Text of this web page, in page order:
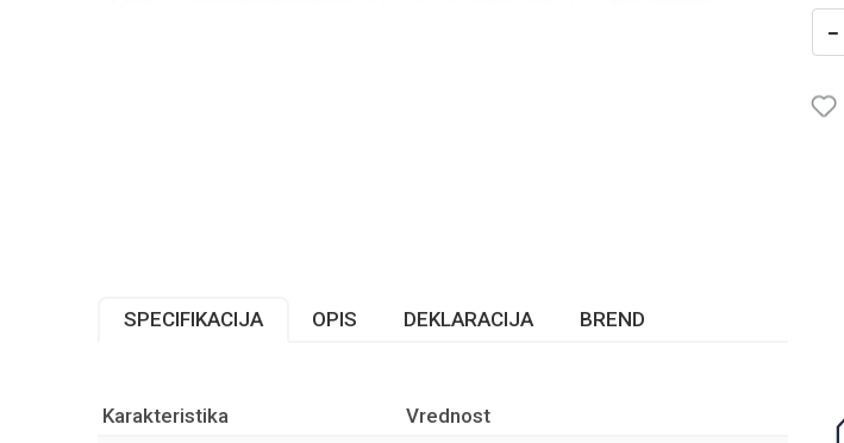
SPECIFIKACIJA OPIS DEKLARACIJA BREND
Karakteristika
Vrednost